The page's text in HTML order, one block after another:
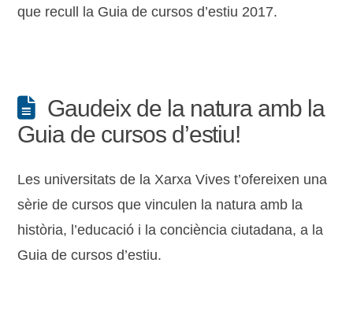
que recull la Guia de cursos d’estiu 2017.
Gaudeix de la natura amb la
Guia de cursos d’estiu!
Les universitats de la Xarxa Vives t’ofereixen una
sèrie de cursos que vinculen la natura amb la
història, l’educació i la conciència ciutadana, a la
Guia de cursos d’estiu.